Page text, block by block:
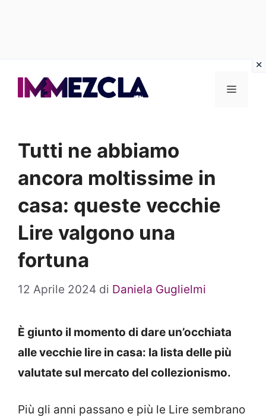
Menu
Tutti ne abbiamo
ancora moltissime in
casa: queste vecchie
Lire valgono una
fortuna
12 Aprile 2024 di Daniela Guglielmi
È giunto il momento di dare un’occhiata
alle vecchie lire in casa: la lista delle più
valutate sul mercato del collezionismo.
Più gli anni passano e più le Lire sembrano